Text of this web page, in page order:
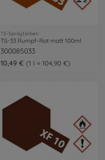
TS-Sprayfarben
TS-33 Rumpf-Rot matt 100ml
300085033
10,49 €
1 l = 104,90 €